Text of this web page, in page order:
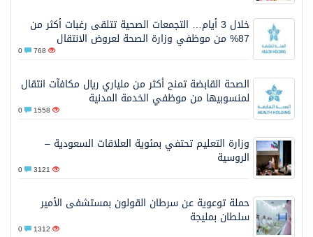
خلال 3 أيام… التجمعات الصحية تتلقى رغبات أكثر من
87% من موظفي وزارة الصحة لعروض الانتقال
768
الصحة القابضة تمنح أكثر من ملياري ريال مكافآت انتقال
لمنسوبيها من موظفي الخدمة المدنية
1558
وزارة التعليم تحتفي بمئوية العلاقات السعودية –
الروسية
3121
حملة توعوية عن سرطان القولون بمستشفى الأمير
سلطان بمليجة
1312